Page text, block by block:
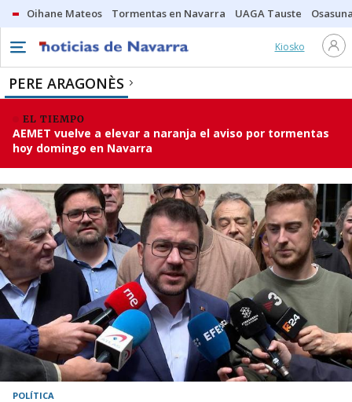
Oihane Mateos Tormentas en Navarra UAGA Tauste
Kiosko
PERE ARAGONÈS
EL TIEMPO
AEMET vuelve a elevar a naranja el aviso por tormentas
hoy domingo en Navarra
POLÍTICA